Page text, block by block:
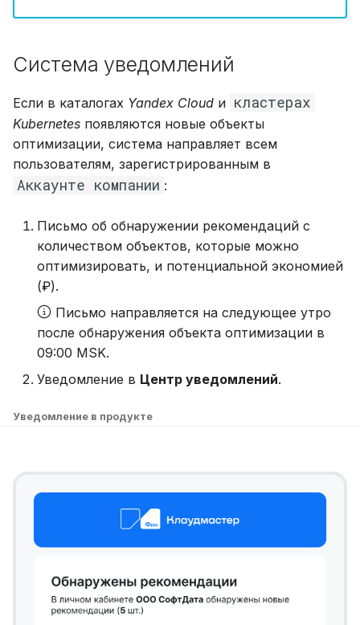
Система уведомлений
Если в каталогах Yandex Cloud и кластерах
Kubernetes появляются новые объекты
оптимизации, система направляет всем
пользователям, зарегистрированным в
Аккаунте компании :
Письмо об обнаружении рекомендаций с
количеством объектов, которые можно
оптимизировать, и потенциальной экономией
(₽).
Письмо направляется на следующее утро
после обнаружения объекта оптимизации в
09:00 MSK.
Уведомление в Центр уведомлений.
Уведомление в продукте